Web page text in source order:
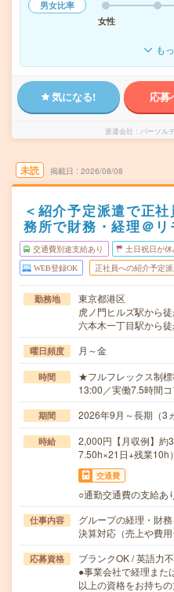
男女比率
女性
も
気になる! 応募
派遣会社 パーソル
未読 掲載日 2026/08/08
＜紹介予定派遣で正
務所で財務・経理＠リ
交通費別途支給あり 土日祝日が休
WEB登録OK 正社員への紹介予定派
勤務地
東京都港区
虎ノ門ヒルズ駅から
六本木一丁目駅から
曜日頻度 月～金
時間
★フルフレックス制
13:00／実働7.5時間
期間 2026年9月～長期（3
時給
2,000円【月収例】約
7.50h×21日+残業10h
交通費
○通勤交通費の支給あ
仕事内容
グループの経理・財
決算対応（売上や費
応募資格
ブランクOK / 英語力
●事業会社で経理また
以上の資格をお持ち